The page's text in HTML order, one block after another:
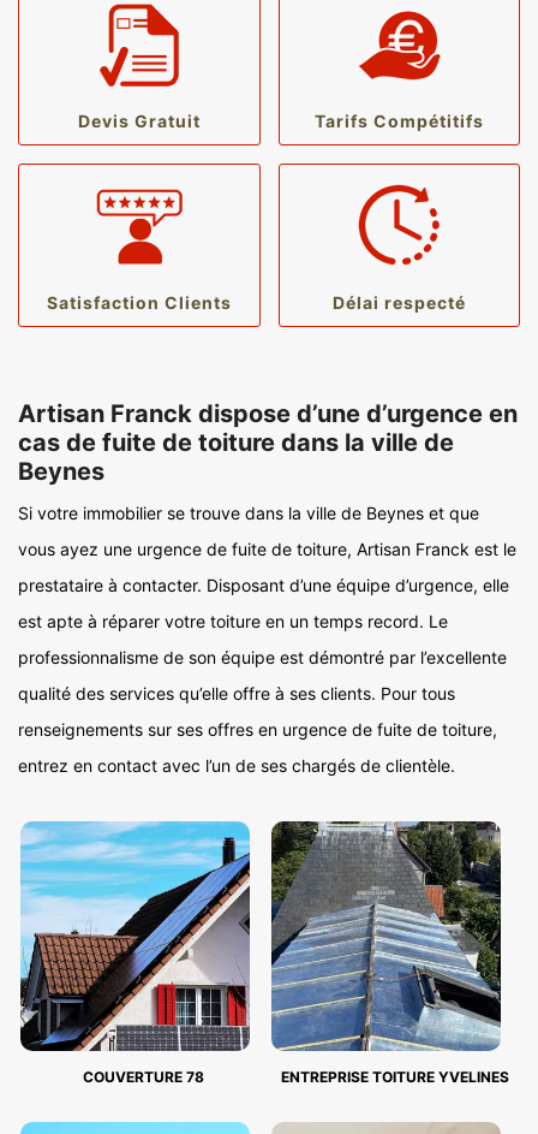
Devis Gratuit Tarifs Compétitifs
Satisfaction Clients Délai respecté
Artisan Franck dispose d’une d’urgence en
cas de fuite de toiture dans la ville de
Beynes
Si votre immobilier se trouve dans la ville de Beynes et que
vous ayez une urgence de fuite de toiture, Artisan Franck est le
prestataire à contacter. Disposant d’une équipe d’urgence, elle
est apte à réparer votre toiture en un temps record. Le
professionnalisme de son équipe est démontré par l’excellente
qualité des services qu’elle offre à ses clients. Pour tous
renseignements sur ses offres en urgence de fuite de toiture,
entrez en contact avec l’un de ses chargés de clientèle.
COUVERTURE 78 ENTREPRISE TOITURE YVELINES